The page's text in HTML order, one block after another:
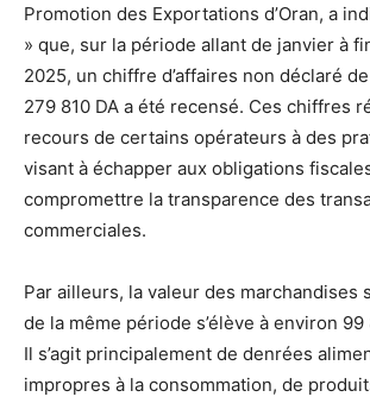
Promotion des Exportations d’Oran, a
» que, sur la période allant de janvier à
2025, un chiffre d’affaires non déclaré
279 810 DA a été recensé. Ces chiffres
recours de certains opérateurs à des
visant à échapper aux obligations
compromettre la transparence des
commerciales.
Par ailleurs, la valeur des marchandises
de la même période s’élève à environ
Il s’agit principalement de denrées
impropres à la consommation, de